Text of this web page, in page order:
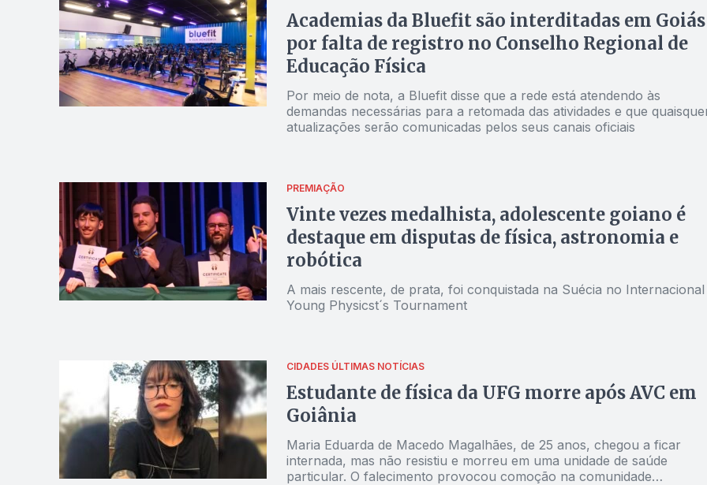
Academias da Bluefit são interditadas em Goiás
por falta de registro no Conselho Regional de
Educação Física
Por meio de nota, a Bluefit disse que a rede está atendendo às
demandas necessárias para a retomada das atividades e que
atualizações serão comunicadas pelos seus canais oficiais
PREMIAÇÃO
Vinte vezes medalhista, adolescente goiano é
destaque em disputas de física, astronomia e
robótica
A mais rescente, de prata, foi conquistada na Suécia no Internacional
Young Physicst´s Tournament
CIDADES ÚLTIMAS NOTÍCIAS
Estudante de física da UFG morre após AVC em
Goiânia
Maria Eduarda de Macedo Magalhães, de 25 anos, chegou a ficar
internada, mas não resistiu e morreu em uma unidade de saúde
particular. O falecimento provocou comoção na comunidade